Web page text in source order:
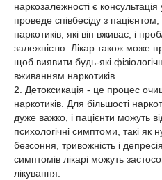
наркозалежності є
проведе співбесіду з
наркотиків, які він вживає, і
залежністю. Лікар також може
щоб виявити будь-які
вживанням наркотиків.
2. Детоксикація - це процес
наркотиків. Для більшості
дуже важко, і пацієнти можуть
психологічні симптоми, такі як
безсоння, тривожність і
симптомів лікарі можуть
лікування.